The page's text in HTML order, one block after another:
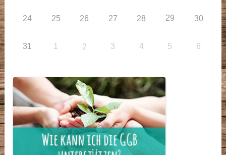
24 25 26 27 28 29 30
31 1 2 3 4 5 6